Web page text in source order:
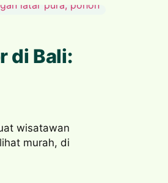
di Bali:
wisatawan
murah, di